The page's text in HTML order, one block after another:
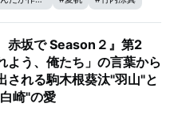
赤坂で Season２』第2
う、俺たち」の言葉から
される駒木根葵汰"羽山"と
崎"の愛